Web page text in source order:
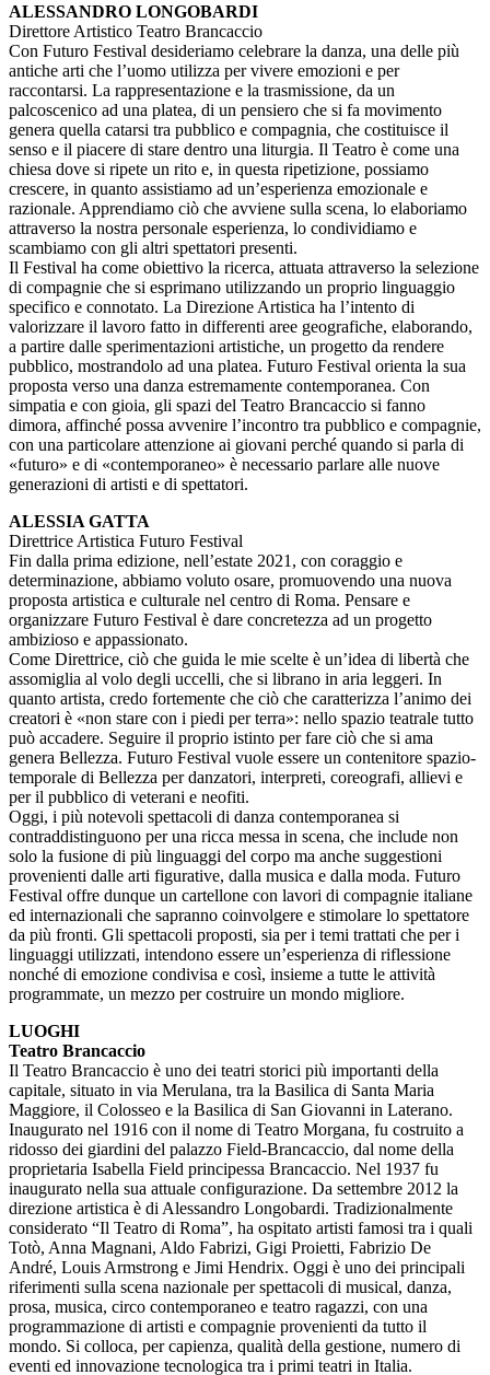
ALESSANDRO LONGOBARDI
Direttore Artistico Teatro Brancaccio
Con Futuro Festival desideriamo celebrare la danza, una delle più
antiche arti che l’uomo utilizza per vivere emozioni e per
raccontarsi. La rappresentazione e la trasmissione, da un
palcoscenico ad una platea, di un pensiero che si fa movimento
genera quella catarsi tra pubblico e compagnia, che costituisce il
senso e il piacere di stare dentro una liturgia. Il Teatro è come una
chiesa dove si ripete un rito e, in questa ripetizione, possiamo
crescere, in quanto assistiamo ad un’esperienza emozionale e
razionale. Apprendiamo ciò che avviene sulla scena, lo elaboriamo
attraverso la nostra personale esperienza, lo condividiamo e
scambiamo con gli altri spettatori presenti.
Il Festival ha come obiettivo la ricerca, attuata attraverso la selezione
di compagnie che si esprimano utilizzando un proprio linguaggio
specifico e connotato. La Direzione Artistica ha l’intento di
valorizzare il lavoro fatto in differenti aree geografiche, elaborando,
a partire dalle sperimentazioni artistiche, un progetto da rendere
pubblico, mostrandolo ad una platea. Futuro Festival orienta la sua
proposta verso una danza estremamente contemporanea. Con
simpatia e con gioia, gli spazi del Teatro Brancaccio si fanno
dimora, affinché possa avvenire l’incontro tra pubblico e compagnie,
con una particolare attenzione ai giovani perché quando si parla di
«futuro» e di «contemporaneo» è necessario parlare alle nuove
generazioni di artisti e di spettatori.
ALESSIA GATTA
Direttrice Artistica Futuro Festival
Fin dalla prima edizione, nell’estate 2021, con coraggio e
determinazione, abbiamo voluto osare, promuovendo una nuova
proposta artistica e culturale nel centro di Roma. Pensare e
organizzare Futuro Festival è dare concretezza ad un progetto
ambizioso e appassionato.
Come Direttrice, ciò che guida le mie scelte è un’idea di libertà che
assomiglia al volo degli uccelli, che si librano in aria leggeri. In
quanto artista, credo fortemente che ciò che caratterizza l’animo dei
creatori è «non stare con i piedi per terra»: nello spazio teatrale tutto
può accadere. Seguire il proprio istinto per fare ciò che si ama
genera Bellezza. Futuro Festival vuole essere un contenitore spazio-
temporale di Bellezza per danzatori, interpreti, coreografi, allievi e
per il pubblico di veterani e neofiti.
Oggi, i più notevoli spettacoli di danza contemporanea si
contraddistinguono per una ricca messa in scena, che include non
solo la fusione di più linguaggi del corpo ma anche suggestioni
provenienti dalle arti figurative, dalla musica e dalla moda. Futuro
Festival offre dunque un cartellone con lavori di compagnie italiane
ed internazionali che sapranno coinvolgere e stimolare lo spettatore
da più fronti. Gli spettacoli proposti, sia per i temi trattati che per i
linguaggi utilizzati, intendono essere un’esperienza di riflessione
nonché di emozione condivisa e così, insieme a tutte le attività
programmate, un mezzo per costruire un mondo migliore.
LUOGHI
Teatro Brancaccio
Il Teatro Brancaccio è uno dei teatri storici più importanti della
capitale, situato in via Merulana, tra la Basilica di Santa Maria
Maggiore, il Colosseo e la Basilica di San Giovanni in Laterano.
Inaugurato nel 1916 con il nome di Teatro Morgana, fu costruito a
ridosso dei giardini del palazzo Field-Brancaccio, dal nome della
proprietaria Isabella Field principessa Brancaccio. Nel 1937 fu
inaugurato nella sua attuale configurazione. Da settembre 2012 la
direzione artistica è di Alessandro Longobardi. Tradizionalmente
considerato “Il Teatro di Roma”, ha ospitato artisti famosi tra i quali
Totò, Anna Magnani, Aldo Fabrizi, Gigi Proietti, Fabrizio De
André, Louis Armstrong e Jimi Hendrix. Oggi è uno dei principali
riferimenti sulla scena nazionale per spettacoli di musical, danza,
prosa, musica, circo contemporaneo e teatro ragazzi, con una
programmazione di artisti e compagnie provenienti da tutto il
mondo. Si colloca, per capienza, qualità della gestione, numero di
eventi ed innovazione tecnologica tra i primi teatri in Italia.